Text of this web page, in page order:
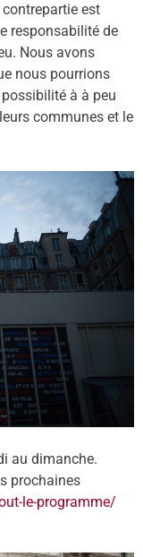
contrepartie est
responsabilité de
Nous avons
nous pourrions
possibilité à à peu
communes et le
au dimanche.
prochaines
le-programme/